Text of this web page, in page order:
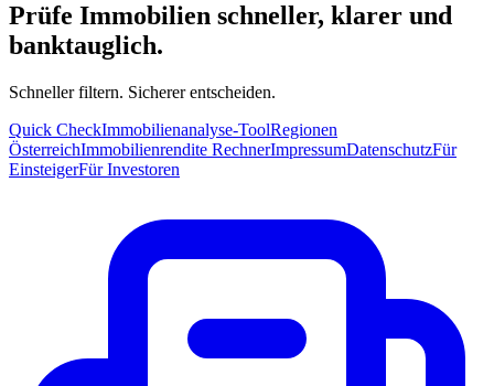
Prüfe Immobilien schneller, klarer und
banktauglich.
Schneller filtern. Sicherer entscheiden.
Quick CheckImmobilienanalyse-ToolRegionen
ÖsterreichImmobilienrendite RechnerImpressumDatenschutzFür
EinsteigerFür Investoren